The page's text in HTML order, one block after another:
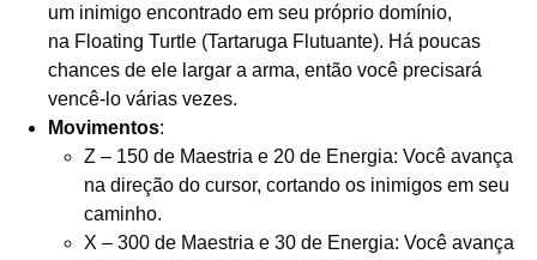
um inimigo encontrado em seu próprio domínio,
na Floating Turtle (Tartaruga Flutuante). Há poucas
chances de ele largar a arma, então você precisará
vencê-lo várias vezes.
Movimentos:
Z – 150 de Maestria e 20 de Energia: Você avança
na direção do cursor, cortando os inimigos em seu
caminho.
X – 300 de Maestria e 30 de Energia: Você avança